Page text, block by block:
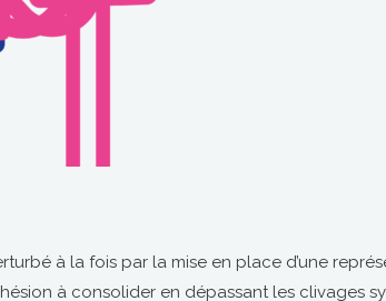
à la fois par la mise en place d’une
à consolider en dépassant les clivages